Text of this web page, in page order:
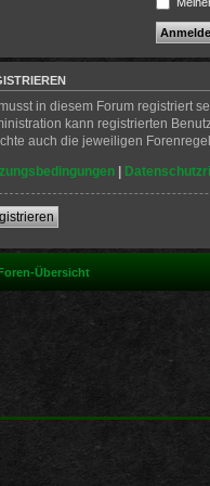
in diesem Forum registriert
kann registrierten
auch die jeweiligen
|
Übersicht